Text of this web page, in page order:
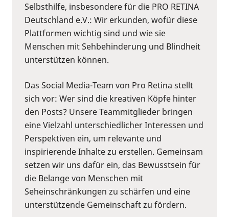
Selbsthilfe, insbesondere für die PRO RETINA
Deutschland e.V.: Wir erkunden, wofür diese
Plattformen wichtig sind und wie sie
Menschen mit Sehbehinderung und Blindheit
unterstützen können.
Das Social Media-Team von Pro Retina stellt
sich vor: Wer sind die kreativen Köpfe hinter
den Posts? Unsere Teammitglieder bringen
eine Vielzahl unterschiedlicher Interessen und
Perspektiven ein, um relevante und
inspirierende Inhalte zu erstellen. Gemeinsam
setzen wir uns dafür ein, das Bewusstsein für
die Belange von Menschen mit
Seheinschränkungen zu schärfen und eine
unterstützende Gemeinschaft zu fördern.